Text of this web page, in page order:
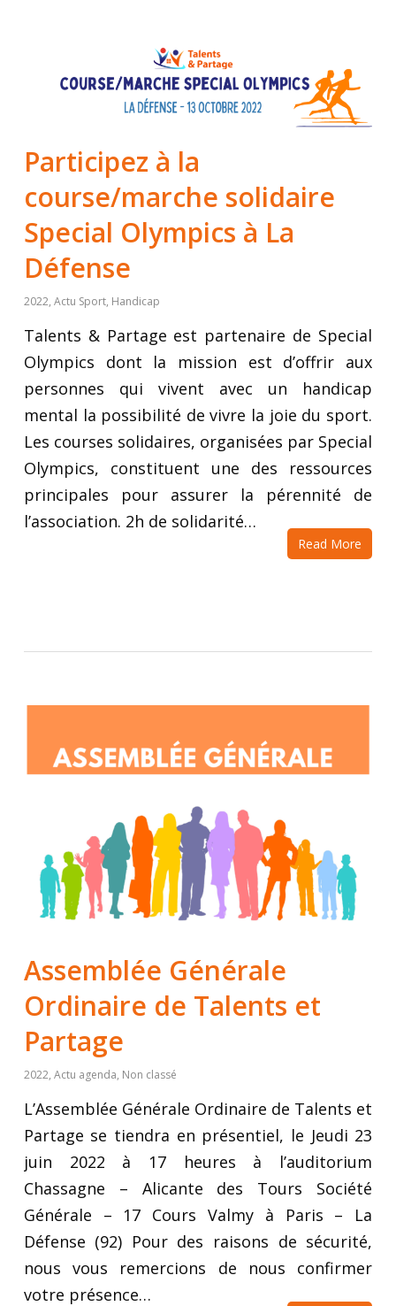
Participez à la
course/marche solidaire
Special Olympics à La
Défense
2022, Actu Sport, Handicap
Talents & Partage est partenaire de Special
Olympics dont la mission est d’offrir aux
personnes qui vivent avec un handicap
mental la possibilité de vivre la joie du sport.
Les courses solidaires, organisées par Special
Olympics, constituent une des ressources
principales pour assurer la pérennité de
l’association. 2h de solidarité…
Read More
Assemblée Générale
Ordinaire de Talents et
Partage
2022, Actu agenda, Non classé
L’Assemblée Générale Ordinaire de Talents et
Partage se tiendra en présentiel, le Jeudi 23
juin 2022 à 17 heures à l’auditorium
Chassagne – Alicante des Tours Société
Générale – 17 Cours Valmy à Paris – La
Défense (92) Pour des raisons de sécurité,
nous vous remercions de nous confirmer
votre présence…